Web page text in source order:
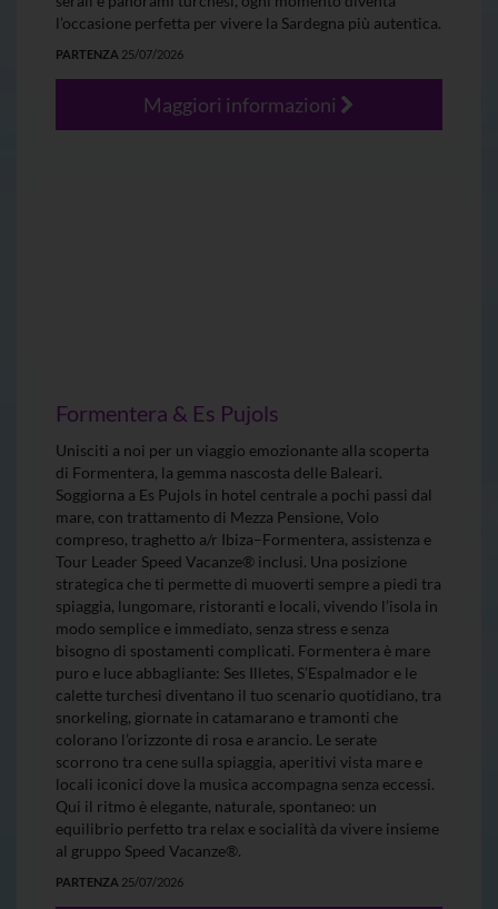
l’occasione perfetta per vivere la Sardegna più autentica.
PARTENZA 25/07/2026
Maggiori informazioni
Formentera & Es Pujols
Unisciti a noi per un viaggio emozionante alla scoperta
di Formentera, la gemma nascosta delle Baleari.
Soggiorna a Es Pujols in hotel centrale a pochi passi dal
mare, con trattamento di Mezza Pensione, Volo
compreso, traghetto a/r Ibiza–Formentera, assistenza e
Tour Leader Speed Vacanze® inclusi. Una posizione
strategica che ti permette di muoverti sempre a piedi tra
spiaggia, lungomare, ristoranti e locali, vivendo l’isola in
modo semplice e immediato, senza stress e senza
bisogno di spostamenti complicati. Formentera è mare
puro e luce abbagliante: Ses Illetes, S’Espalmador e le
calette turchesi diventano il tuo scenario quotidiano, tra
snorkeling, giornate in catamarano e tramonti che
colorano l’orizzonte di rosa e arancio. Le serate
scorrono tra cene sulla spiaggia, aperitivi vista mare e
locali iconici dove la musica accompagna senza eccessi.
Qui il ritmo è elegante, naturale, spontaneo: un
equilibrio perfetto tra relax e socialità da vivere insieme
al gruppo Speed Vacanze®.
PARTENZA 25/07/2026